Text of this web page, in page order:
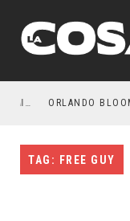
ORLANDO
TAG: FREE GUY